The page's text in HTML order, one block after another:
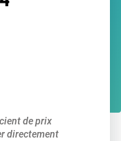
de prix
directement